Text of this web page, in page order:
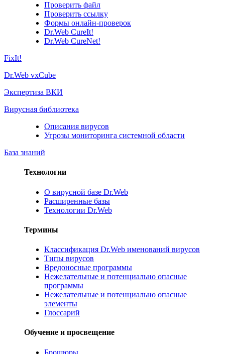
Проверить файл
Проверить ссылку
Формы онлайн-проверок
Dr.Web CureIt!
Dr.Web CureNet!
FixIt!
Dr.Web vxCube
Экспертиза ВКИ
Вирусная библиотека
Описания вирусов
Угрозы мониторинга системной области
База знаний
Технологии
О вирусной базе Dr.Web
Расширенные базы
Технологии Dr.Web
Термины
Классификация Dr.Web именований вирусов
Типы вирусов
Вредоносные программы
Нежелательные и потенциально опасные
программы
Нежелательные и потенциально опасные
элементы
Глоссарий
Обучение и просвещение
Брошюры